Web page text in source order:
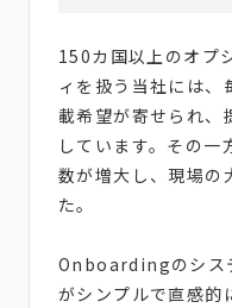
150カ国以上のオプ
ィを扱う当社には、
載希望が寄せられ、
しています。その一
数が増大し、現場の
た。
Onboardingのシス
がシンプルで直感的